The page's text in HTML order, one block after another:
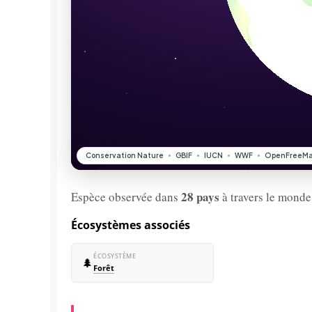
Espèce observée dans 28 pays à travers le
Écosystèmes associés
🌲 ÉCOSYSTÈME
Forêt